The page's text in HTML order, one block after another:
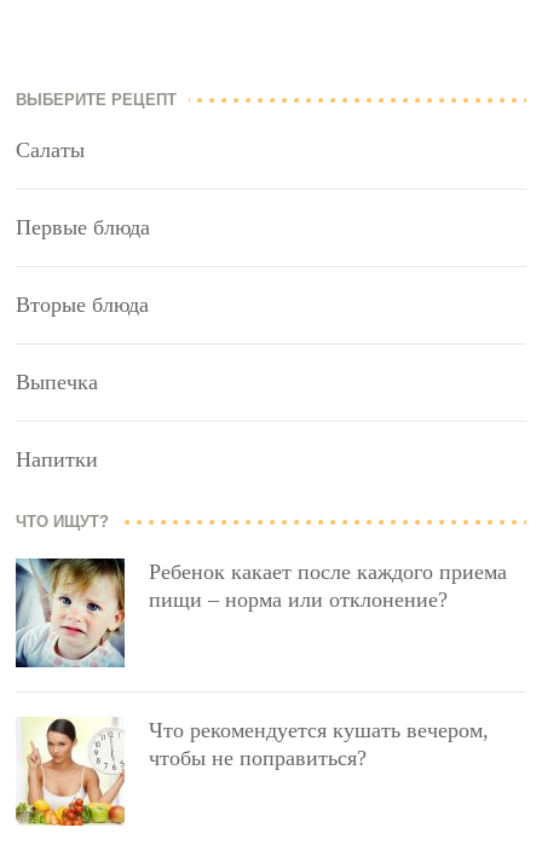
ВЫБЕРИТЕ РЕЦЕПТ
Салаты
Первые блюда
Вторые блюда
Выпечка
Напитки
ЧТО ИЩУТ?
Ребенок какает после каждого приема
пищи – норма или отклонение?
Что рекомендуется кушать вечером,
чтобы не поправиться?